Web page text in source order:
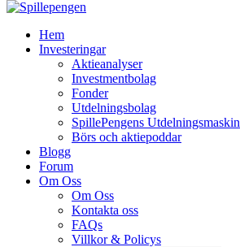
Hem
Investeringar
Aktieanalyser
Investmentbolag
Fonder
Utdelningsbolag
SpillePengens Utdelningsmaskin
Börs och aktiepoddar
Blogg
Forum
Om Oss
Om Oss
Kontakta oss
FAQs
Villkor & Policys